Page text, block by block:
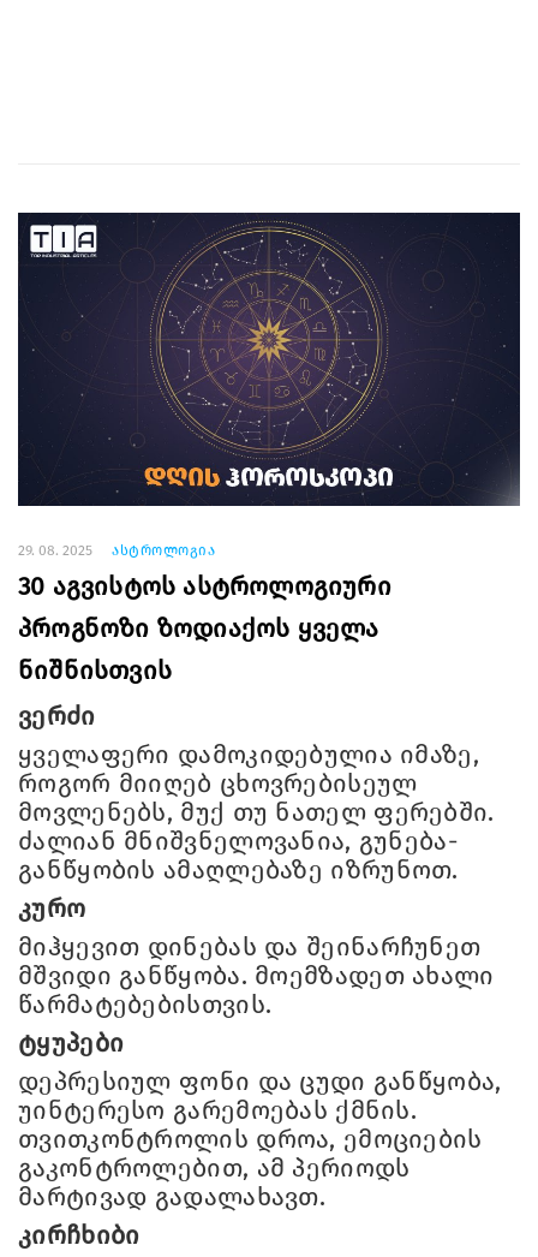
29. 08. 2025 ასტროლოგია
30 აგვისტოს ასტროლოგიური
პროგნოზი ზოდიაქოს ყველა
ნიშნისთვის
ვერძი
ყველაფერი დამოკიდებულია იმაზე,
როგორ მიიღებ ცხოვრებისეულ
მოვლენებს, მუქ თუ ნათელ ფერებში.
ძალიან მნიშვნელოვანია, გუნება-
განწყობის ამაღლებაზე იზრუნოთ.
კურო
მიჰყევით დინებას და შეინარჩუნეთ
მშვიდი განწყობა. მოემზადეთ ახალი
წარმატებებისთვის.
ტყუპები
დეპრესიულ ფონი და ცუდი განწყობა,
უინტერესო გარემოებას ქმნის.
თვითკონტროლის დროა, ემოციების
გაკონტროლებით, ამ პერიოდს
მარტივად გადალახავთ.
კირჩხიბი